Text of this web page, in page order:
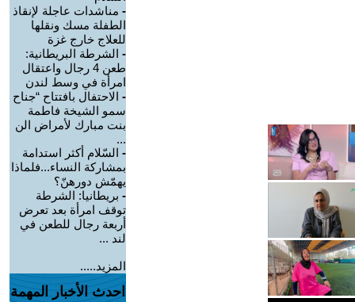
- مناشدات عاجلة لإنقاذ
الطفلة مسك ونقلها
للعلاج خارج غزة
- الشرطة البريطانية:
طعن 4 رجال واعتقال
امرأة في وسط لندن
- الاحتفال بافتتاح “جناح
سمو الشيخة فاطمة
بنت مبارك لأمراض الن
...
- السّلام أكثر استدامة
بمشاركة النساء...فلماذا
يهمّش دورهنّ؟
- بريطانيا: الشرطة
توقف امرأة بعد تعرض
أربعة رجال للطعن في
لند ...
المزيد.....
احدث الأخبار المهمة